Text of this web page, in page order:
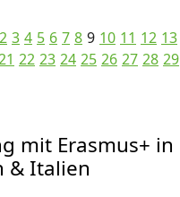
2 3 4 5 6 7 8 9 10 11 12 13
22 23 24 25 26 27 28 29
mit Erasmus+ in
& Italien